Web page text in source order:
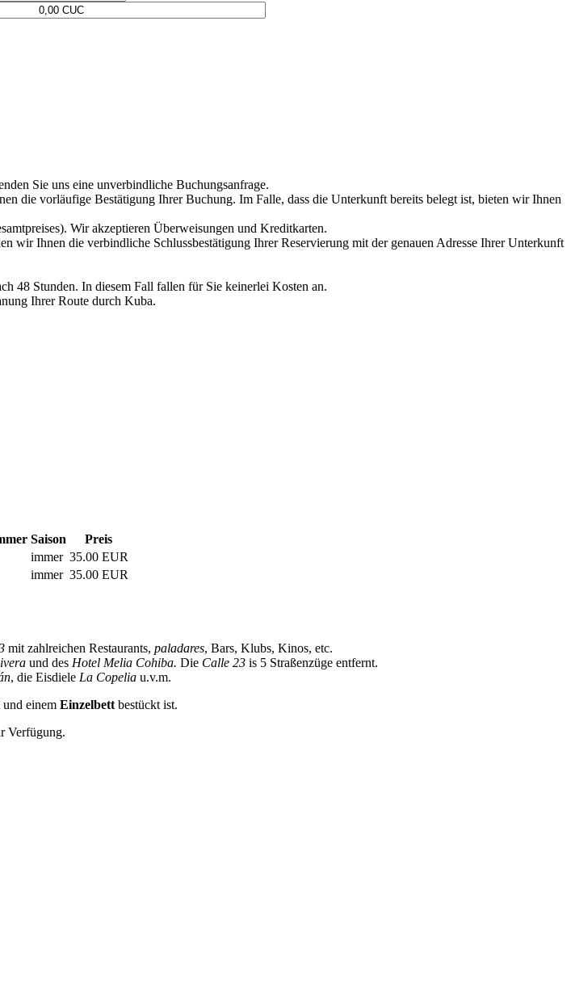
Sie uns eine unverbindliche Buchungsanfrage.
die vorläufige Bestätigung Ihrer Buchung. Im Falle, dass die Unterkunft bereits belegt ist, bieten wir Ihnen
Wir akzeptieren Überweisungen und Kreditkarten.
wir Ihnen die verbindliche Schlussbestätigung Ihrer Reservierung mit der genauen Adresse Ihrer Unterkunft
48 Stunden. In diesem Fall fallen für Sie keinerlei Kosten an.
Ihrer Route durch Kuba.
Saison
Preis
immer 35.00 EUR
immer 35.00 EUR
mit zahlreichen Restaurants, paladares, Bars, Klubs, Kinos, etc.
und des Hotel Melia Cohiba. Die Calle 23 is 5 Straßenzüge entfernt.
, die Eisdiele La Copelia u.v.m.
und einem Einzelbett bestückt ist.
Verfügung.